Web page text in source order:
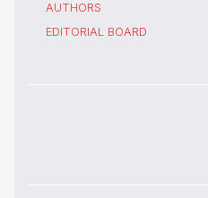
AUTHORS
EDITORIAL BOARD